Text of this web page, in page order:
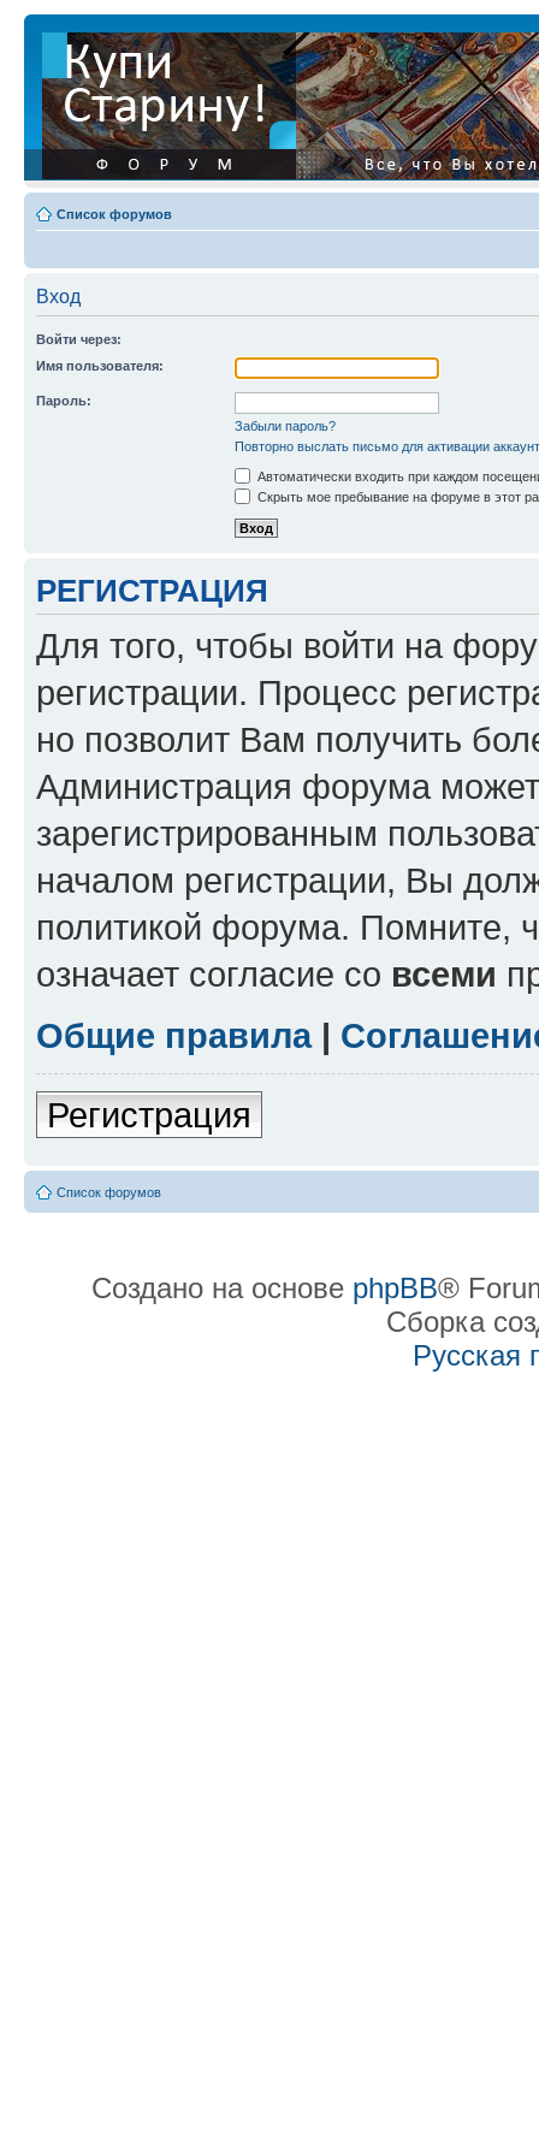
Список форумов
Вход
Войти через:
Имя пользователя:
Пароль:
Забыли пароль?
Повторно выслать письмо для активации
Автоматически входить при каждом
Скрыть мое пребывание на форуме в этот
РЕГИСТРАЦИЯ
Для того, чтобы войти на
регистрации. Процесс
но позволит Вам получить
Администрация форума может
зарегистрированным
началом регистрации, Вы
политикой форума. Помните,
означает согласие со всеми
Общие правила|
Регистрация
Список форумов
Создано на основе phpBB®
Сборка
Русская